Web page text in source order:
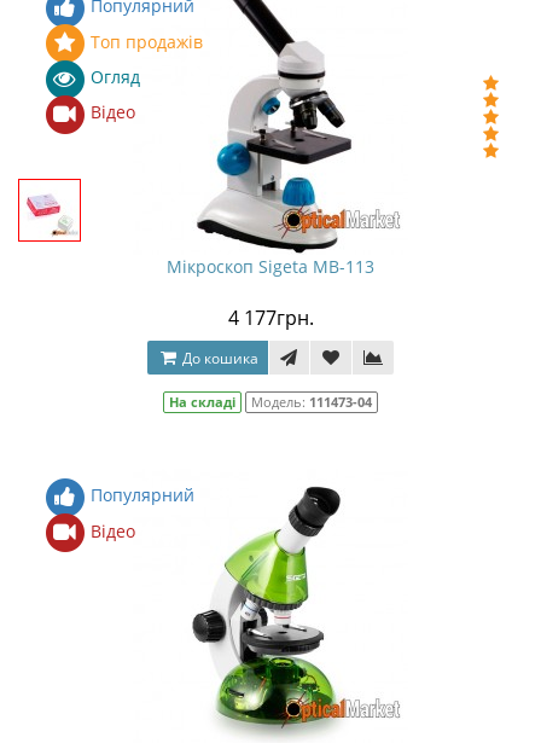
Популярний
Топ продажів
Огляд
Відео
Мікроскоп Sigeta MB-113
4 177грн.
До кошика
На складі Модель: 111473-04
Популярний
Відео